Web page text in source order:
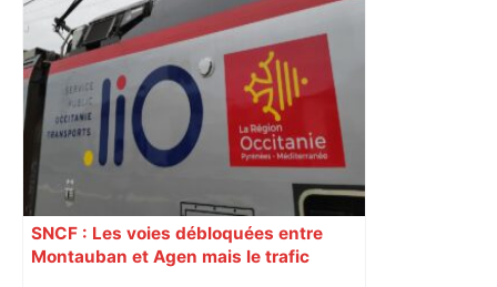
SNCF : Les voies débloquées entre
Montauban et Agen mais le trafic